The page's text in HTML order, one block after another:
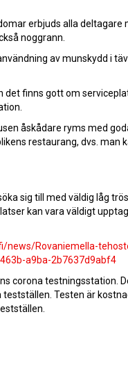
erbjuds alla deltagare
noggrann.
av munskydd i
finns gott om
åskådare ryms med
restaurang, dvs. man
sig till med väldig låg
kan vara väldigt
news/Rovaniemella-
a9ba-2b7637d9abf4
corona testningsstation.
Testen är